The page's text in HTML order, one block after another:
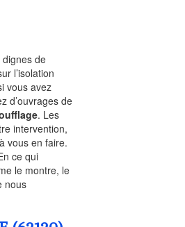
de
l’isolation
vous avez
d’ouvrages de
. Les
intervention,
vous en faire.
ce qui
le montre, le
nous